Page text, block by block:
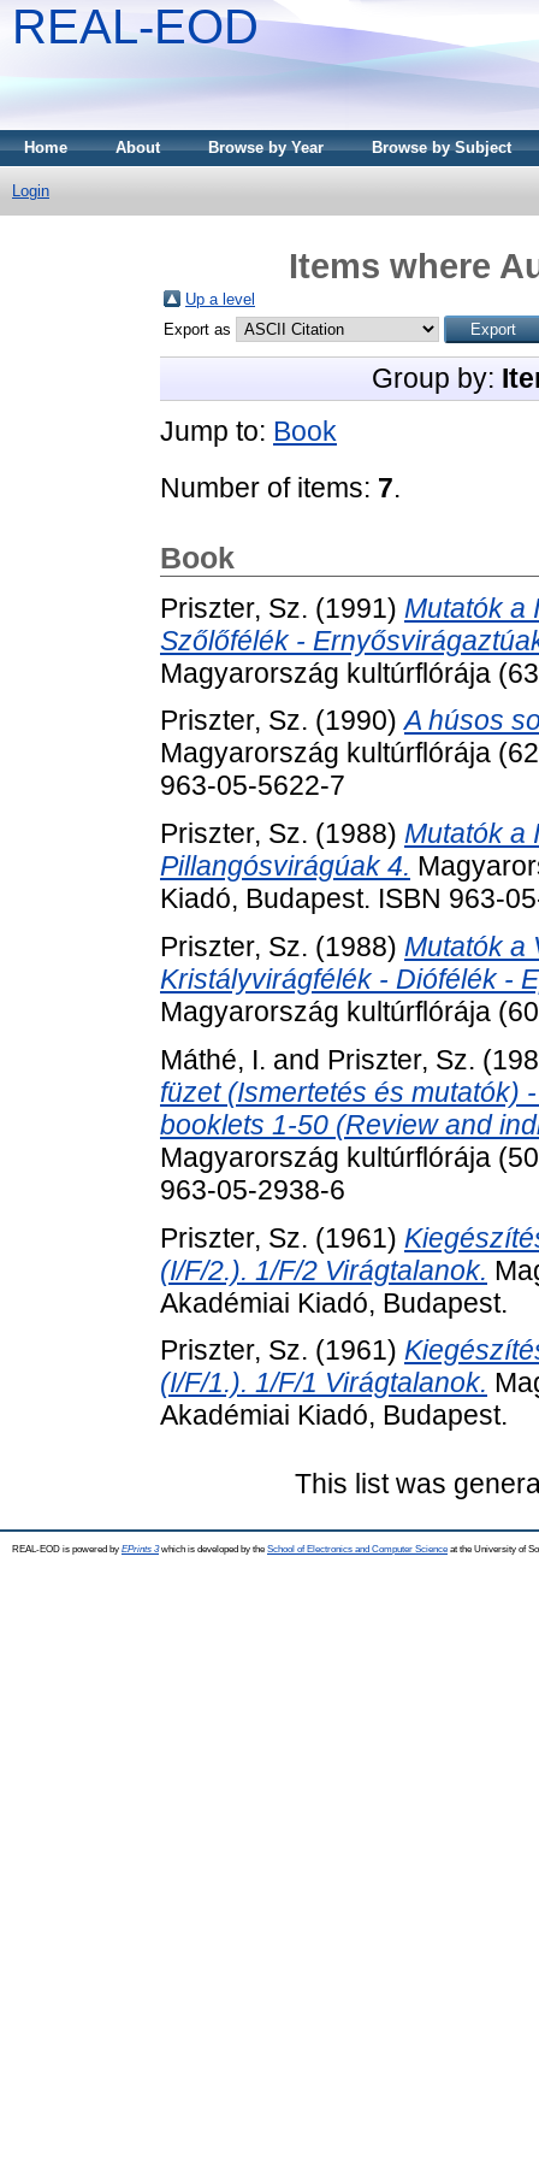
REAL-EOD
Home About Browse by Year Browse by Subject
Login
Items where
Up a level
Export as
Group by:
Jump to: Book
Number of items: 7.
Book
Priszter, Sz. (1991) Mutatók a
Szőlőfélék -
Magyarország kultúrflórája
Priszter, Sz. (1990)A húsos
Magyarország kultúrflórája
963-05-5622-7
Priszter, Sz. (1988) Mutatók a
Pillangósvirágúak 4.
Kiadó, Budapest. ISBN 963-
Priszter, Sz. (1988) Mutatók a
Kristályvirágfélék - Diófélék -
Magyarország kultúrflórája
Máthé, I. and Priszter, Sz.
füzet (Ismertetés és mutatók)
booklets 1-50 (Review and
Magyarország kultúrflórája
963-05-2938-6
Priszter, Sz. (1961)
(I/F/2.). 1/F/2 Virágtalanok.
Akadémiai Kiadó, Budapest.
Priszter, Sz. (1961)
(I/F/1.). 1/F/1 Virágtalanok.
Akadémiai Kiadó, Budapest.
This list was
REAL-EOD is powered by EPrints 3which is developed by the School of Electronics and Computer Science at the University of